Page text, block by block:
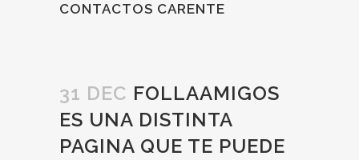
CONTACTOS CARENTE
31 DEC FOLLAAMIGOS
ES UNA DISTINTA
PAGINA QUE TE PUEDE